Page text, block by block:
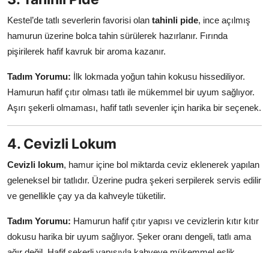
Kestel’de tatlı severlerin favorisi olan tahinli pide, ince açılmış
hamurun üzerine bolca tahin sürülerek hazırlanır. Fırında
pişirilerek hafif kavruk bir aroma kazanır.
Tadım Yorumu: İlk lokmada yoğun tahin kokusu hissediliyor.
Hamurun hafif çıtır olması tatlı ile mükemmel bir uyum sağlıyor.
Aşırı şekerli olmaması, hafif tatlı sevenler için harika bir seçenek.
4. Cevizli Lokum
Cevizli lokum, hamur içine bol miktarda ceviz eklenerek yapılan
geleneksel bir tatlıdır. Üzerine pudra şekeri serpilerek servis edilir
ve genellikle çay ya da kahveyle tüketilir.
Tadım Yorumu: Hamurun hafif çıtır yapısı ve cevizlerin kıtır kıtır
dokusu harika bir uyum sağlıyor. Şeker oranı dengeli, tatlı ama